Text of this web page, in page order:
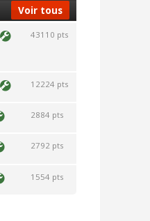
Voir tous
43110 pts
12224 pts
2884 pts
2792 pts
1554 pts